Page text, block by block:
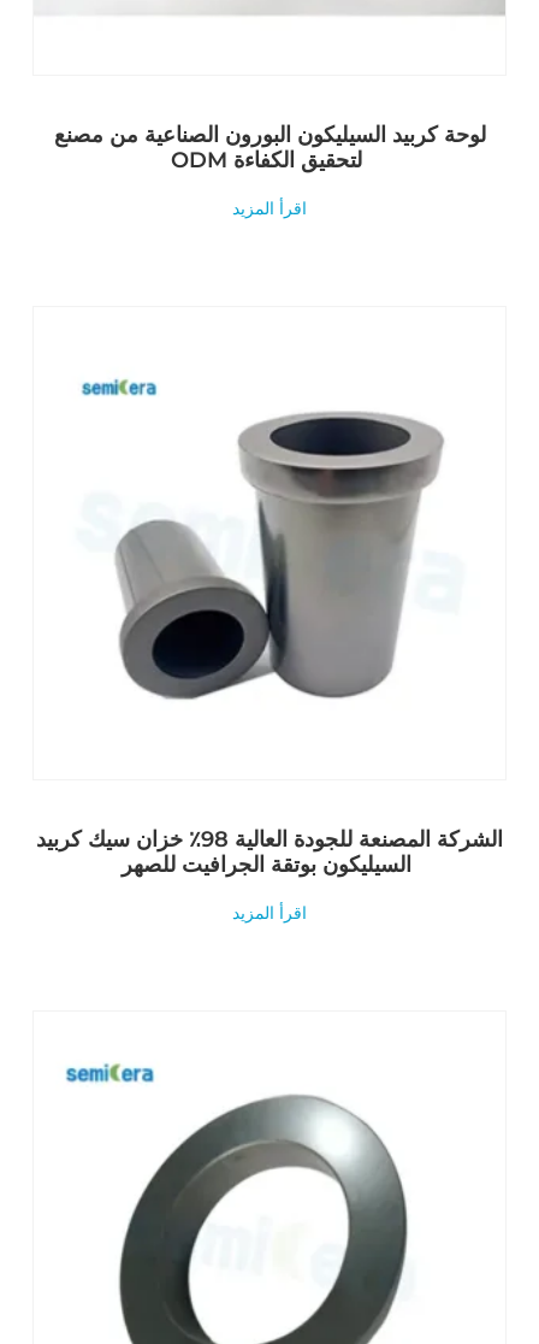
لوحة كربيد السيليكون البورون الصناعية من مصنع
اقرأ المزيد
الشركة المصنعة للجودة العالية 98٪ خزان سيك كربيد
اقرأ المزيد